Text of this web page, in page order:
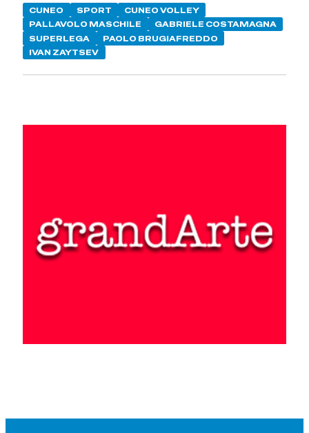
CUNEO SPORT
CUNEO VOLLEY
PALLAVOLO MASCHILE
GABRIELE COSTAMAGNA
SUPERLEGA
PAOLO BRUGIAFREDDO
IVAN ZAYTSEV